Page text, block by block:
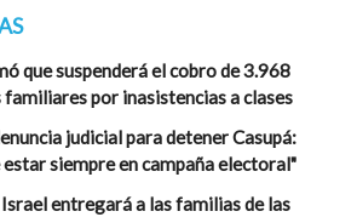
que suspenderá el cobro de 3.968
familiares por inasistencias a clases
judicial para detener Casupá:
estar siempre en campaña electoral"
entregará a las familias de las